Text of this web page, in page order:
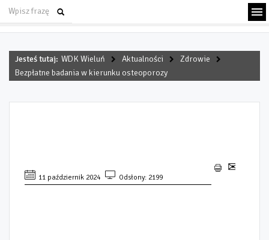
Jesteś tutaj: WDK Wieluń Aktualności
Zdrowie
Bezpłatne badania w kierunku osteoporozy
11 październik 2024 Odsłony: 2199